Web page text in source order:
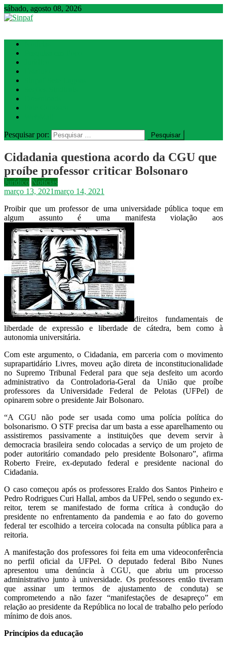
sábado, agosto 08, 2026
Pesquisar por:
Cidadania questiona acordo da CGU que
proíbe professor criticar Bolsonaro
Jurídico Notícias
março 13, 2021março 14, 2021
Proibir que um professor de uma universidade pública toque em
algum assunto é uma manifesta violação aos
direitos fundamentais de
liberdade de expressão e liberdade de cátedra, bem como à
autonomia universitária.
Com este argumento, o Cidadania, em parceria com o movimento
suprapartidário Livres, moveu ação direta de inconstitucionalidade
no Supremo Tribunal Federal para que seja desfeito um acordo
administrativo da Controladoria-Geral da União que proíbe
professores da Universidade Federal de Pelotas (UFPel) de
opinarem sobre o presidente Jair Bolsonaro.
“A CGU não pode ser usada como uma polícia política do
bolsonarismo. O STF precisa dar um basta a esse aparelhamento ou
assistiremos passivamente a instituições que devem servir à
democracia brasileira sendo colocadas a serviço de um projeto de
poder autoritário comandado pelo presidente Bolsonaro”, afirma
Roberto Freire, ex-deputado federal e presidente nacional do
Cidadania.
O caso começou após os professores Eraldo dos Santos Pinheiro e
Pedro Rodrigues Curi Hallal, ambos da UFPel, sendo o segundo ex-
reitor, terem se manifestado de forma crítica à condução do
presidente no enfrentamento da pandemia e ao fato do governo
federal ter escolhido a terceira colocada na consulta pública para a
reitoria.
A manifestação dos professores foi feita em uma videoconferência
no perfil oficial da UFPel. O deputado federal Bibo Nunes
apresentou uma denúncia à CGU, que abriu um processo
administrativo junto à universidade. Os professores então tiveram
que assinar um termos de ajustamento de conduta) se
comprometendo a não fazer “manifestações de desapreço” em
relação ao presidente da República no local de trabalho pelo período
mínimo de dois anos.
Princípios da educação